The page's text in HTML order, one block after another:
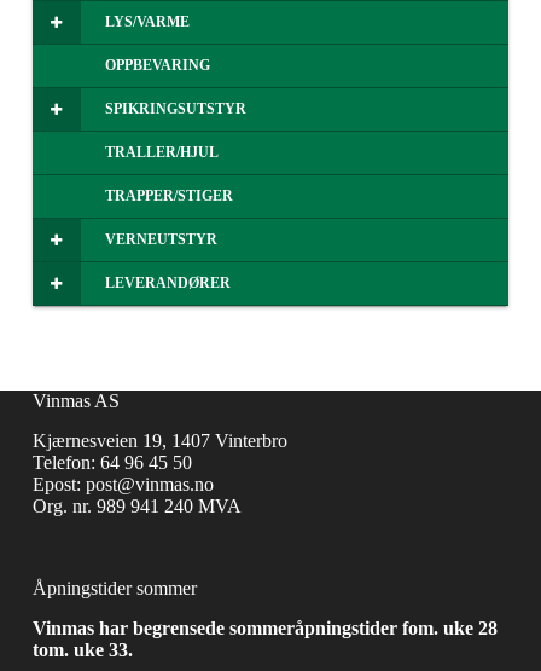
LYS/VARME
OPPBEVARING
SPIKRINGSUTSTYR
TRALLER/HJUL
TRAPPER/STIGER
VERNEUTSTYR
LEVERANDØRER
Vinmas AS
Kjærnesveien 19, 1407 Vinterbro
Telefon: 64 96 45 50
Epost: post@vinmas.no
Org. nr. 989 941 240 MVA
Åpningstider sommer
Vinmas har begrensede sommeråpningstider fom. uke 28
tom. uke 33.